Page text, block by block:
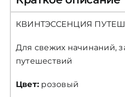
КВИНТЭССЕНЦИЯ
Для свежих начинаний,
путешествий
Цвет: розовый